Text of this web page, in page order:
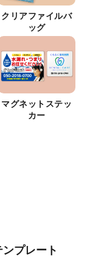
クリアファイルバ
ッグ
マグネットステッ
カー
プレート